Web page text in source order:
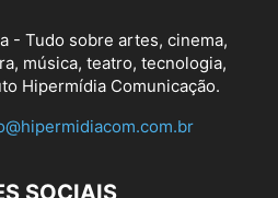
- Tudo sobre artes, cinema,
música, teatro, tecnologia,
Hipermídia Comunicação.
SOCIAIS